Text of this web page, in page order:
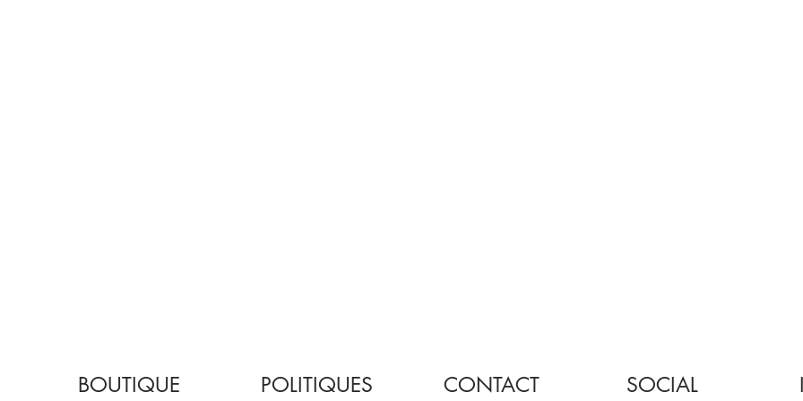
BOUTIQUE POLITIQUES CONTACT SOCIAL